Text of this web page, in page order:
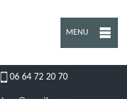
MENU
06 64 72 20 70